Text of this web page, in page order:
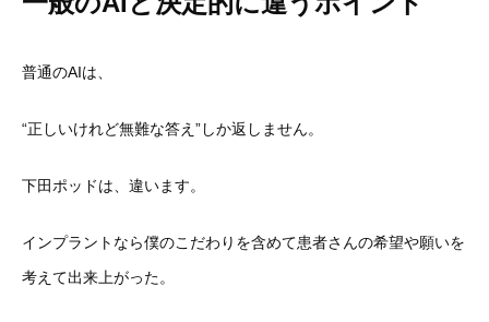
普通のAIは、
“正しいけれど無難な答え”しか返しません。
下田ポッドは、違います。
インプラントなら僕のこだわりを含めて患者さんの希望や願いを
考えて出来上がった。